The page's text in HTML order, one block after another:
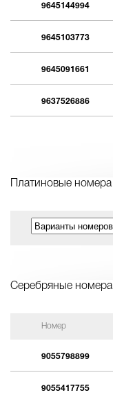
9645144994
9645103773
9645091661
9637526886
Платиновые номера
Серебряные номера
Номер
9055798899
9055417755